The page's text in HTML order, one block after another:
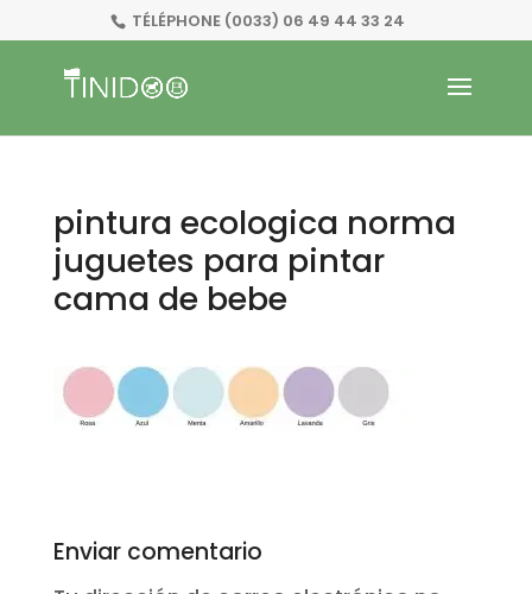
TÉLÉPHONE (0033) 06 49 44 33 24
pintura ecologica norma
juguetes para pintar
cama de bebe
Enviar comentario